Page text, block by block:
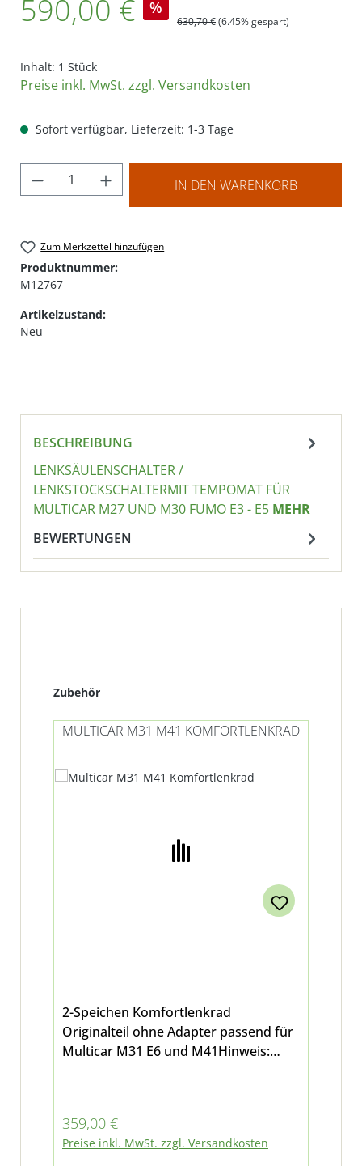
590,00 € %
Regulärer Preis:
630,70 €(6.45% gespart)
Inhalt: 1 Stück
Preise inkl. MwSt. zzgl. Versandkosten
Sofort verfügbar, Lieferzeit: 1-3 Tage
Produkt Anzahl: Gib den gewünschten
IN DEN WARENKORB
Zum Merkzettel hinzufügen
Produktnummer:
M12767
Artikelzustand:
Neu
BESCHREIBUNG
LENKSÄULENSCHALTER /
LENKSTOCKSCHALTERMIT TEMPOMAT FÜR
MULTICAR M27 UND M30 FUMO E3 - E5 MEHR
BEWERTUNGEN
Produktgalerie überspringen
Zubehör
MULTICAR M31 M41 KOMFORTLENKRAD
2-Speichen Komfortlenkrad
Originalteil ohne Adapter passend für
Multicar M31 E6 und M41Hinweis:
Regulärer Preis:
359,00 €
Preise inkl. MwSt. zzgl. Versandkosten